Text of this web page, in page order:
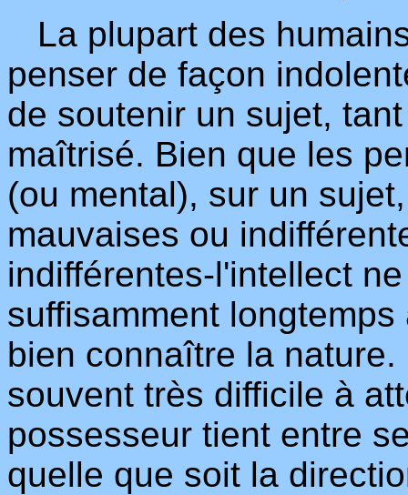
La plupart des
penser de façon
de soutenir un sujet,
maîtrisé. Bien que les
(ou mental), sur un
mauvaises ou
indifférentes-l'intellect
suffisamment
bien connaître la
souvent très difficile à
possesseur tient entre
quelle que soit la